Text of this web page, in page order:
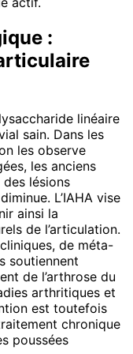
:
linéaire
sain. Dans les
les observe
les anciens
lésions
L’IAHA vise
ainsi la
de l’articulation.
de méta-
soutiennent
de l’arthrose du
arthritiques et
est toutefois
chronique
poussées